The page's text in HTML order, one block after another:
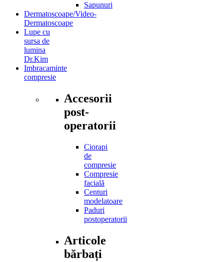
Sapunuri
Dermatoscoape/Video-
Dermatoscoape
Lupe cu
sursa de
lumina
Dr.Kim
Imbracaminte
compresie
Accesorii
post-
operatorii
Ciorapi
de
compresie
Compresie
facială
Centuri
modelatoare
Paduri
postoperatorii
Articole
bărbați